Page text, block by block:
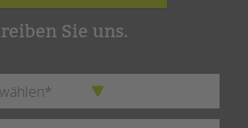
Sie uns.